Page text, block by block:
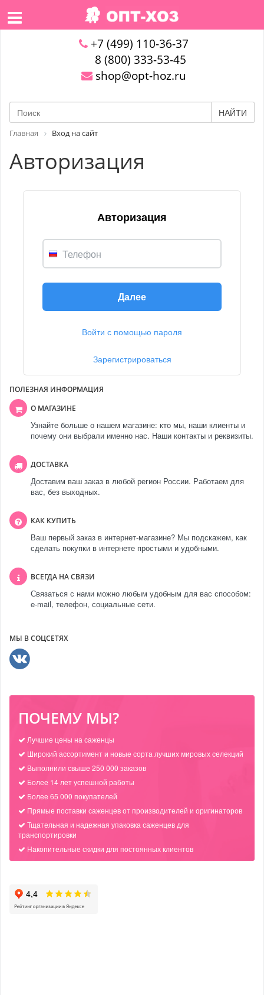
+7 (499) 110-36-37
8 (800) 333-53-45
shop@opt-hoz.ru
НАЙТИ
Главная Вход на сайт
Авторизация
Авторизация
Телефон
Далее
Войти с помощью пароля
Зарегистрироваться
ПОЛЕЗНАЯ ИНФОРМАЦИЯ
О МАГАЗИНЕ
Узнайте больше о нашем магазине: кто мы, наши клиенты и
почему они выбрали именно нас. Наши контакты и реквизиты.
ДОСТАВКА
Доставим ваш заказ в любой регион России. Работаем для
вас, без выходных.
КАК КУПИТЬ
Ваш первый заказ в интернет-магазине? Мы подскажем, как
сделать покупки в интернете простыми и удобными.
ВСЕГДА НА СВЯЗИ
Связаться с нами можно любым удобным для вас способом:
e-mail, телефон, социальные сети.
МЫ В СОЦСЕТЯХ
ПОЧЕМУ МЫ?
Лучшие цены на саженцы
Широкий ассортимент и новые сорта лучших мировых селекций
Выполнили свыше 250 000 заказов
Более 14 лет успешной работы
Более 65 000 покупателей
Прямые поставки саженцев от производителей и оригинаторов
Тщательная и надежная упаковка саженцев для
транспортировки
Накопительные скидки для постоянных клиентов